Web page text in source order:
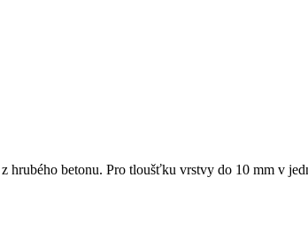
betonu. Pro tloušťku vrstvy do 10 mm v